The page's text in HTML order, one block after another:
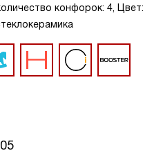
конфорок: 4, Цвет: